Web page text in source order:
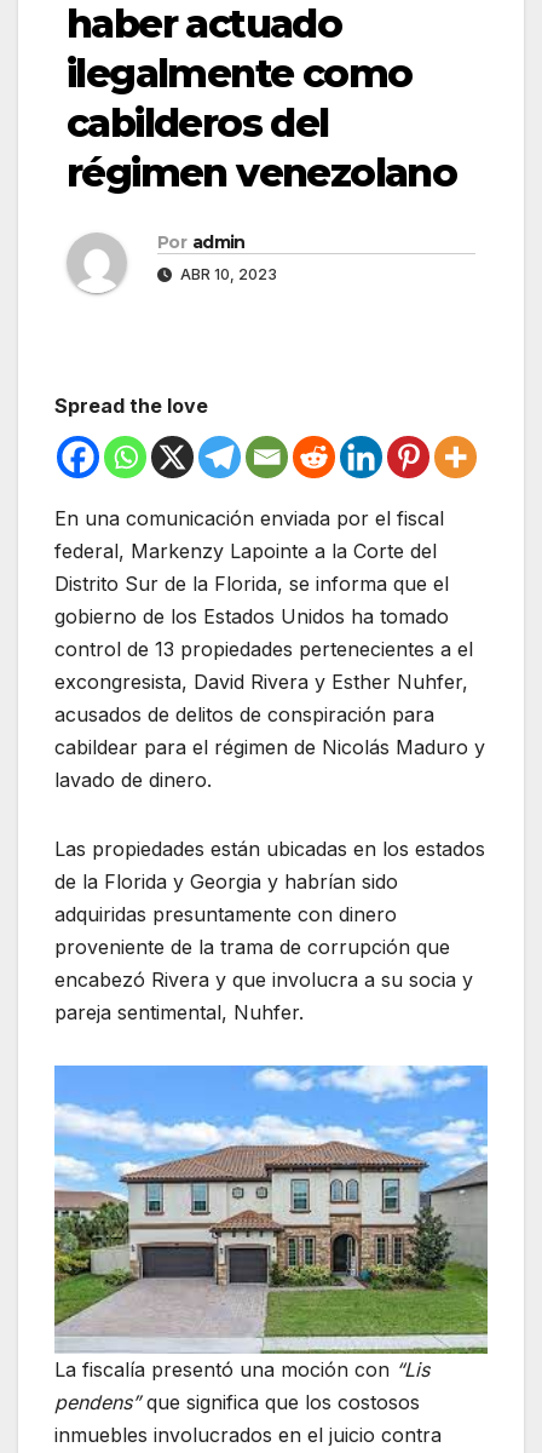
haber actuado
ilegalmente como
cabilderos del
régimen venezolano
Por admin
ABR 10, 2023
Spread the love
En una comunicación enviada por el fiscal
federal, Markenzy Lapointe a la Corte del
Distrito Sur de la Florida, se informa que el
gobierno de los Estados Unidos ha tomado
control de 13 propiedades pertenecientes a el
excongresista, David Rivera y Esther Nuhfer,
acusados de delitos de conspiración para
cabildear para el régimen de Nicolás Maduro y
lavado de dinero.
Las propiedades están ubicadas en los estados
de la Florida y Georgia y habrían sido
adquiridas presuntamente con dinero
proveniente de la trama de corrupción que
encabezó Rivera y que involucra a su socia y
pareja sentimental, Nuhfer.
La fiscalía presentó una moción con “Lis
pendens”que significa que los costosos
inmuebles involucrados en el juicio contra